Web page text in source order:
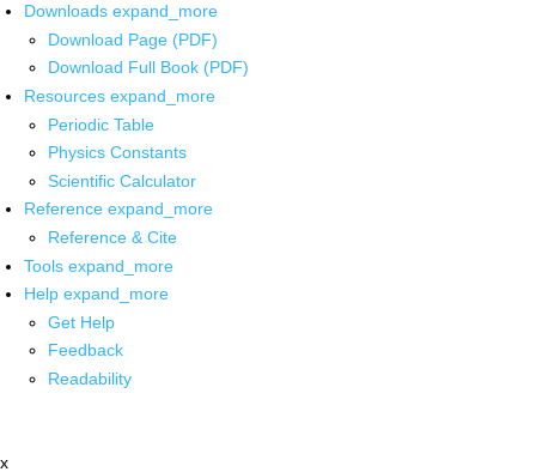
Downloads expand_more
Download Page (PDF)
Download Full Book (PDF)
Resources expand_more
Periodic Table
Physics Constants
Scientific Calculator
Reference expand_more
Reference & Cite
Tools expand_more
Help expand_more
Get Help
Feedback
Readability
x